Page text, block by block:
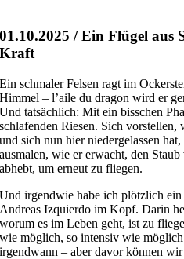
01.10.2025 / Ein Flügel aus
Kraft
Ein schmaler Felsen ragt im
Himmel – l’aile du dragon wird er
Und tatsächlich: Mit ein bisschen
schlafenden Riesen. Sich vorstellen,
und sich nun hier niedergelassen
ausmalen, wie er erwacht, den
abhebt, um erneut zu fliegen.
Und irgendwie habe ich plötzlich
Andreas Izquierdo im Kopf. Darin
worum es im Leben geht, ist zu
wie möglich, so intensiv wie
irgendwann – aber davor können